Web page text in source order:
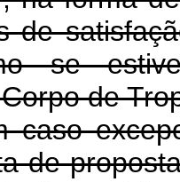
de
se
de
caso
de